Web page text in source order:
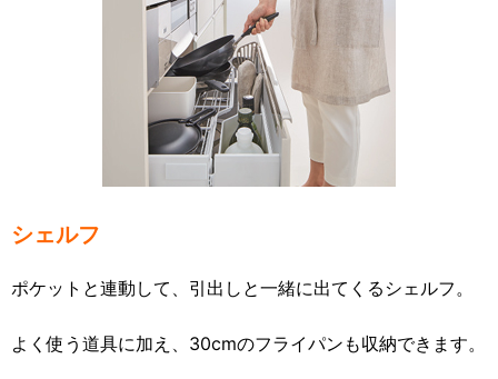
シェルフ
ポケットと連動して、引出しと一緒に出てくるシェルフ。
よく使う道具に加え、30cmのフライパンも収納できます。